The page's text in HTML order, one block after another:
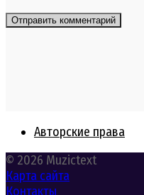
Авторские права
© 2026 Muzictext
Карта сайта
Контакты